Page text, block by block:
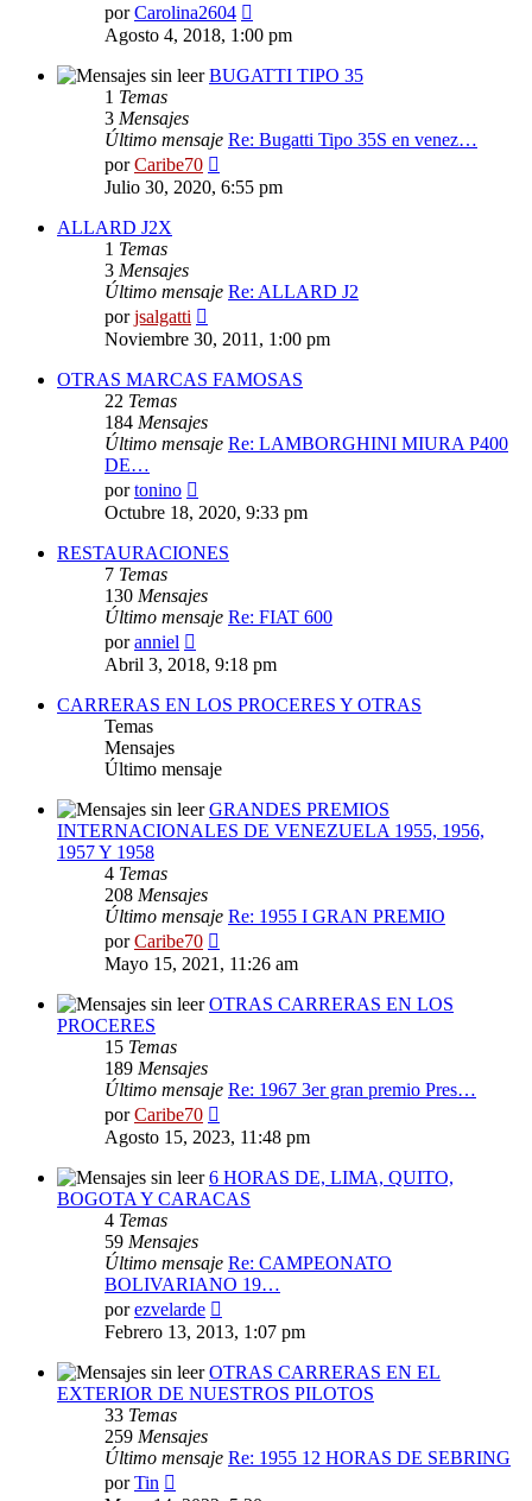
porCarolina2604
último
mensaje
Agosto 4, 2018, 1:00 pm
BUGATTI TIPO 35
1 Temas
3 Mensajes
Último mensaje Re: Bugatti Tipo 35S en venez…
porCaribe70
último
mensaje
Julio 30, 2020, 6:55 pm
ALLARD J2X
1 Temas
3 Mensajes
Último mensaje Re: ALLARD J2
porjsalgatti
último
Noviembre 30, 2011, 1:00 pm
OTRAS MARCAS FAMOSAS
22 Temas
184 Mensajes
Último mensaje Re: LAMBORGHINI MIURA P400
DE…
portonino
último
Octubre 18, 2020, 9:33 pm
RESTAURACIONES
7 Temas
130 Mensajes
Último mensaje Re: FIAT 600
poranniel
último
mensaje
Abril 3, 2018, 9:18 pm
CARRERAS EN LOS PROCERES Y OTRAS
Temas
Mensajes
Último mensaje
GRANDES PREMIOS
INTERNACIONALES DE VENEZUELA 1955, 1956,
1957 Y 1958
4 Temas
208 Mensajes
Último mensaje Re: 1955 I GRAN PREMIO
porCaribe70
último
Mayo 15, 2021, 11:26 am
OTRAS CARRERAS EN LOS
PROCERES
15 Temas
189 Mensajes
Último mensaje Re: 1967 3er gran premio Pres…
porCaribe70
último
Agosto 15, 2023, 11:48 pm
6 HORAS DE, LIMA, QUITO,
BOGOTA Y CARACAS
4 Temas
59 Mensajes
Último mensaje Re: CAMPEONATO
BOLIVARIANO 19…
porezvelarde
último
Febrero 13, 2013, 1:07 pm
OTRAS CARRERAS EN EL
EXTERIOR DE NUESTROS PILOTOS
33 Temas
259 Mensajes
Último mensaje Re: 1955 12 HORAS DE SEBRING
porTin